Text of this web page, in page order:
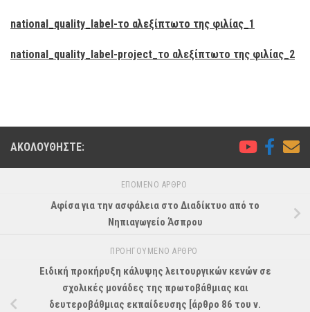
national_quality_label-το αλεξίπτωτο της φιλίας_1
national_quality_label-project_το αλεξίπτωτο της φιλίας_2
ΑΚΟΛΟΥΘΉΣΤΕ:
ΕΠΌΜΕΝΟ ΆΡΘΡΟ
Αφίσα για την ασφάλεια στο Διαδίκτυο από το
Νηπιαγωγείο Άσπρου
ΠΡΟΗΓΟΎΜΕΝΟ ΆΡΘΡΟ
Ειδική προκήρυξη κάλυψης λειτουργικών κενών σε
σχολικές μονάδες της πρωτοβάθμιας και
δευτεροβάθμιας εκπαίδευσης [άρθρο 86 του ν.